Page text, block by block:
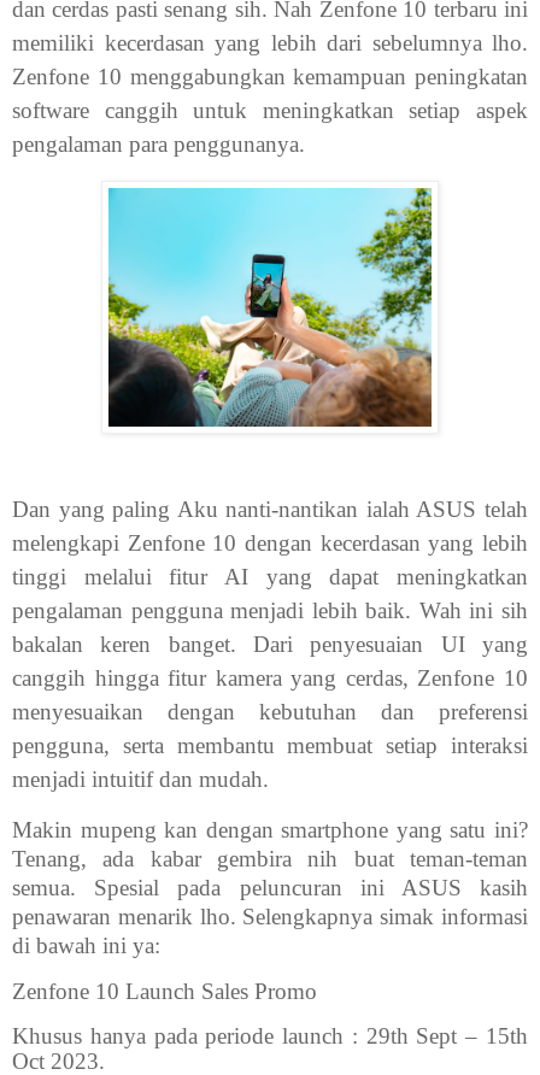
dan cerdas pasti senang sih. Nah Zenfone 10 terbaru ini
memiliki kecerdasan yang lebih dari sebelumnya lho.
Zenfone 10 menggabungkan kemampuan peningkatan
software canggih untuk meningkatkan setiap aspek
pengalaman para penggunanya.
Dan yang paling Aku nanti-nantikan ialah ASUS telah
melengkapi Zenfone 10 dengan kecerdasan yang lebih
tinggi melalui fitur AI yang dapat meningkatkan
pengalaman pengguna menjadi lebih baik. Wah ini sih
bakalan keren banget. Dari penyesuaian UI yang
canggih hingga fitur kamera yang cerdas, Zenfone 10
menyesuaikan dengan kebutuhan dan preferensi
pengguna, serta membantu membuat setiap interaksi
menjadi intuitif dan mudah.
Makin mupeng kan dengan smartphone yang satu ini?
Tenang, ada kabar gembira nih buat teman-teman
semua. Spesial pada peluncuran ini ASUS kasih
penawaran menarik lho. Selengkapnya simak informasi
di bawah ini ya:
Zenfone 10 Launch Sales Promo
Khusus hanya pada periode launch : 29th Sept – 15th
Oct 2023.